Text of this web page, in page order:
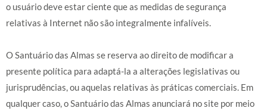
o usuário deve estar ciente que as medidas de segurança
relativas à Internet não são integralmente infalíveis.
O Santuário das Almas se reserva ao direito de modificar a
presente política para adaptá-la a alterações legislativas ou
jurisprudências, ou aquelas relativas às práticas comerciais. Em
qualquer caso, o Santuário das Almas anunciará no site por meio